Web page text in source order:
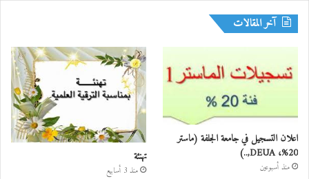
آخر المقالات
اعلان التسجيل في جامعة الجلفة (ماستر
20%، DEUA,..)
منذ أسبوعين
تهنئة
منذ 3 أسابيع